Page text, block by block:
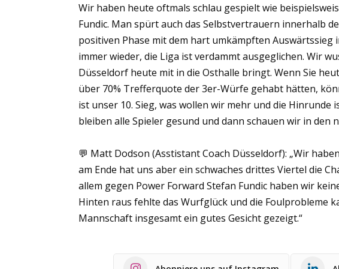
Wir haben heute oftmals schlau gespielt wie
Fundic. Man spürt auch das Selbstvertrauern innerhalb
positiven Phase mit dem hart umkämpften Auswärtssieg
immer wieder, die Liga ist verdammt ausgeglichen. Wir
Düsseldorf heute mit in die Osthalle bringt. Wenn Sie
über 70% Trefferquote der 3er-Würfe gehabt hätten,
ist unser 10. Sieg, was wollen wir mehr und die Hinrunde
bleiben alle Spieler gesund und dann schauen wir in den
💬 Matt Dodson (Asstistant Coach Düsseldorf): „Wir
am Ende hat uns aber ein schwaches drittes Viertel die
allem gegen Power Forward Stefan Fundic haben wir
Hinten raus fehlte das Wurfglück und die Foulprobleme
Mannschaft insgesamt ein gutes Gesicht gezeigt.“